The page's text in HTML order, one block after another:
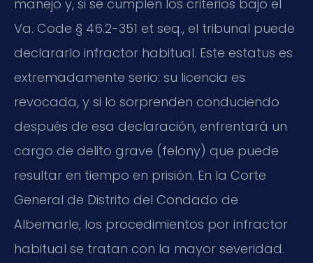
manejo y, si se cumplen los criterios bajo el
Va. Code § 46.2-351 et seq., el tribunal puede
declararlo infractor habitual. Este estatus es
extremadamente serio: su licencia es
revocada, y si lo sorprenden conduciendo
después de esa declaración, enfrentará un
cargo de delito grave (felony) que puede
resultar en tiempo en prisión. En la Corte
General de Distrito del Condado de
Albemarle, los procedimientos por infractor
habitual se tratan con la mayor severidad.